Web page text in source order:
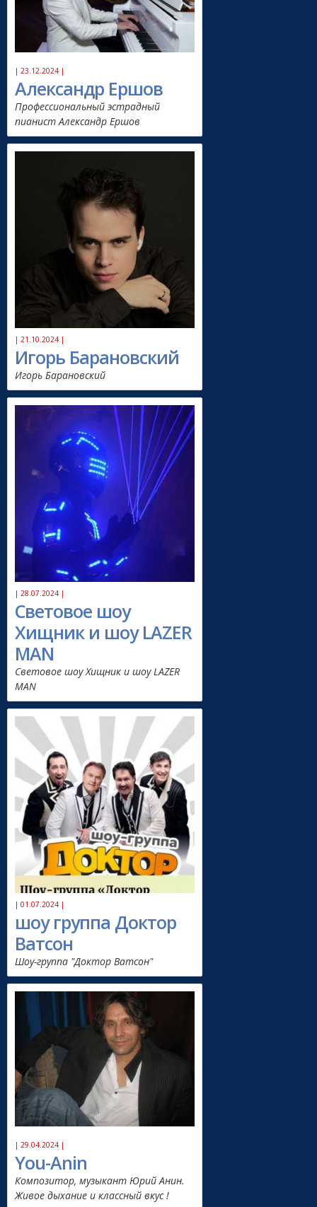
| 23.12.2024 |
Александр Ершов
Профессиональный эстрадный
пианист Александр Ершов
| 21.10.2024 |
Игорь Барановский
Игорь Барановский
| 28.07.2024 |
Световое шоу
Хищник и шоу LAZER
MAN
Световое шоу Хищник и шоу LAZER
MAN
| 01.07.2024 |
шоу группа Доктор
Ватсон
Шоу-группа "Доктор Ватсон"
| 29.04.2024 |
You-Anin
Композитор, музыкант Юрий Анин.
Живое дыхание и классный вкус !